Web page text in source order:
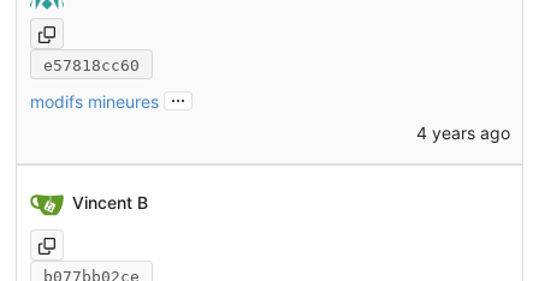
e57818cc60
modifs mineures ...
4 years ago
Vincent B
b077bb02ce